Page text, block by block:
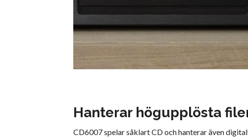
Hanterar högupplösta
CD6007 spelar såklart CD och hanterar även